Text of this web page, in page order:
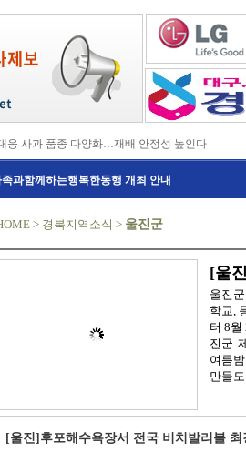
응 사과 품종 다양화…재배 안정성 높인다
리 특구’ 최종 지정…3,476억 투입
납관리단 본격 가동…맞춤형 징수 나선다
총력 대응…농업용수 확보 긴급 지원
력+ 웹 콘텐츠’ 개발…맞춤형 수학 학습 지원
특구’ 키운다…한국마사회 영천 유치 공동전선
구미 관광…‘갓 튀긴 라면’ 판매량 6배 껑충
방위백서 독도 영유권 주장 강력 규탄
과함께하는행복한동행 개최 안내
> 경북지역소식 > 울진군
[울
울진
학교,
터 8월
진군
여름
만들
[울진]후포해수욕장서 전국 비치발리볼 최